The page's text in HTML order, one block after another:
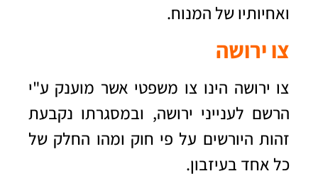
ואחיותיו של המנוח.
צו ירושה
צו ירושה הינו צו משפטי אשר מוענק ע"י
הרשם לענייני ירושה, ובמסגרתו נקבעת
זהות היורשים על פי חוק ומהו החלק של
כל אחד בעיזבון.